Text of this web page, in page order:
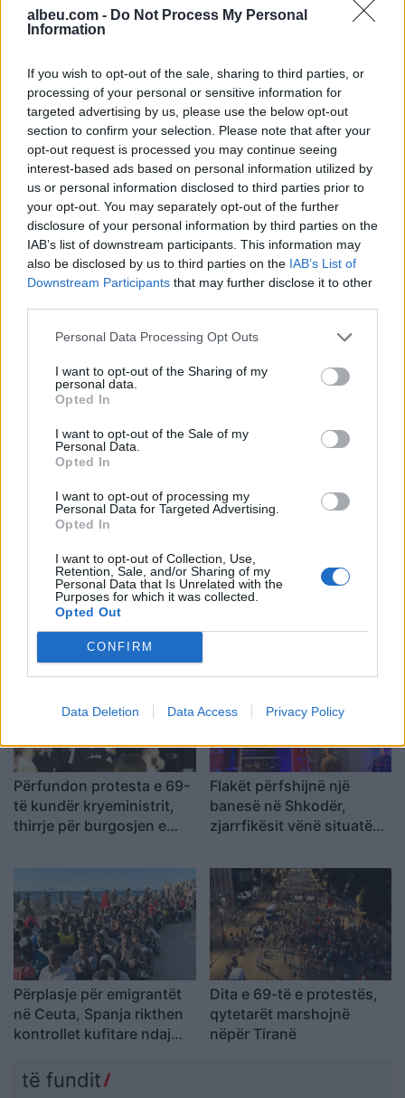
albeu.com - Do Not Process My Personal
Information
If you wish to opt-out of the sale, sharing to third parties, or
processing of your personal or sensitive information for
targeted advertising by us, please use the below opt-out
section to confirm your selection. Please note that after your
opt-out request is processed you may continue seeing
interest-based ads based on personal information utilized by
us or personal information disclosed to third parties prior to
your opt-out. You may separately opt-out of the further
disclosure of your personal information by third parties on the
IAB’s list of downstream participants. This information may
also be disclosed by us to third parties on the IAB’s List of
Downstream Participants that may further disclose it to other
Personal Data Processing Opt Outs
I want to opt-out of the Sharing of my
personal data.
Opted In
I want to opt-out of the Sale of my
Personal Data.
Opted In
I want to opt-out of processing my
Personal Data for Targeted Advertising.
Opted In
I want to opt-out of Collection, Use,
Retention, Sale, and/or Sharing of my
Personal Data that Is Unrelated with the
Purposes for which it was collected.
Opted Out
CONFIRM
Data Deletion Data Access Privacy Policy
Tags:
26-vjeçari arme , arrestohet
Kruje , maska , municion
Gramsh, tre zjarre nën
kontroll pas ndërhyrjes në
terrene të vështira
Video/ Kamioni e përplas
dhe e tërheq zvarrë 12-
shkolla, i mituri shpëton
SHBA: Bisedimet Oman-
Iran po avancojnë,
marrëveshja për lundrimin
në Hormuz pritet së
shpejti
Dita e tetë e protestës në
Divjakë, banorët
Lushnjen
Përfundon protesta e 69-
të kundër kryeministrit,
thirrje për burgosjen e
“Nesër do të jemi më
shumë, nuk ndalemi”
Flakët përfshijnë një
banesë në Shkodër,
zjarrfikësit vënë situatën
Përplasje për emigrantët
në Ceuta, Spanja rikthen
kontrollet kufitare ndaj
Dita e 69-të e protestës,
qytetarët marshojnë
nëpër Tiranë
të fundit